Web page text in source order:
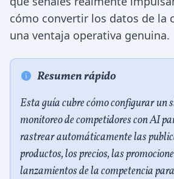
cómo convertir los datos de la
una ventaja operativa genuina.
Resumen rápido
Esta guía cubre cómo configurar un
monitoreo de competidores con AI
rastrear automáticamente las
productos, los precios, las
lanzamientos de la competencia